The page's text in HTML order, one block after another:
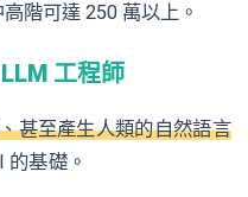
階可達 250 萬以上。
工程師
甚至產生人類的自然語言
基礎。